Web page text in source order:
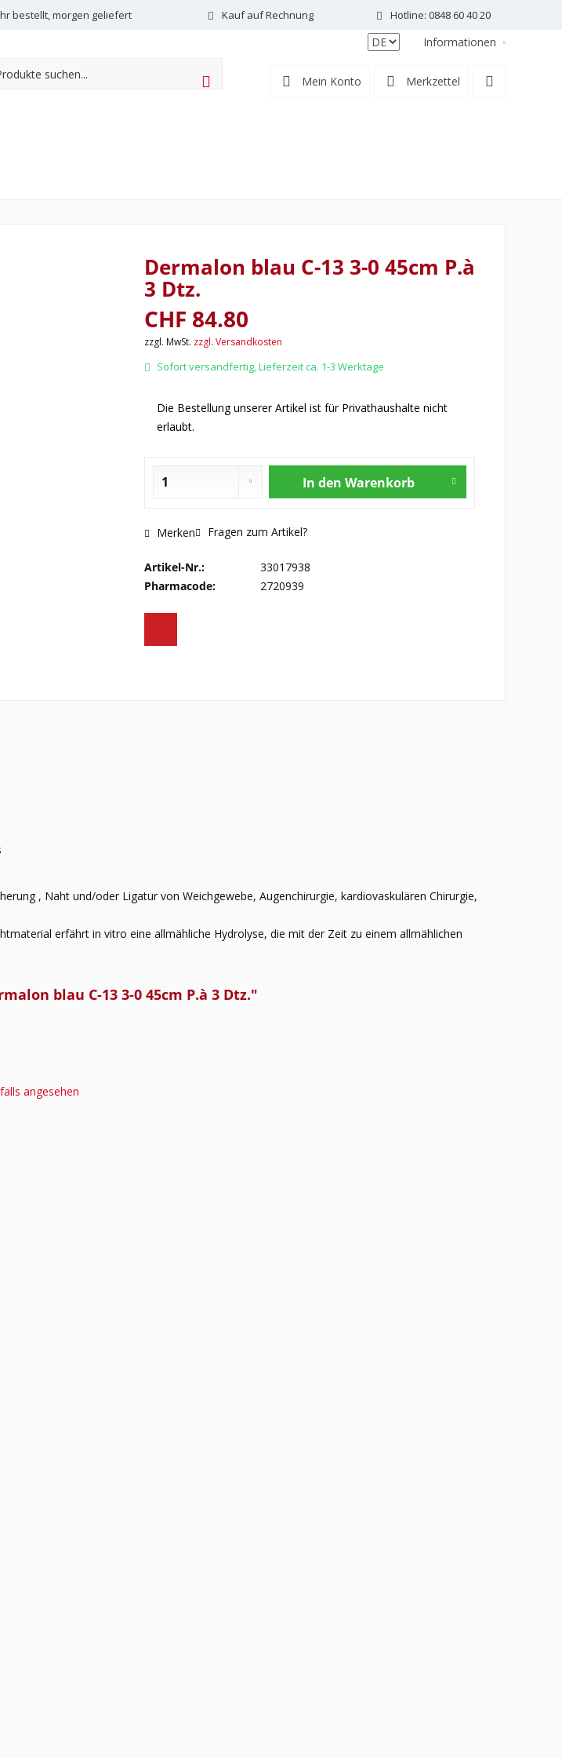
bestellt, morgen geliefert Kauf auf Rechnung Hotline: 0848 60 40 20
DE Informationen
Merkzettel
Mein Konto
Dermalon blau C-13 3-0 45cm P.à
3 Dtz.
CHF 84.80
zzgl. MwSt. zzgl. Versandkosten
Sofort versandfertig, Lieferzeit ca. 1-3 Werktage
Die Bestellung unserer Artikel ist für Privathaushalte nicht
erlaubt.
In den Warenkorb
Merken Fragen zum Artikel?
Artikel-Nr.:
33017938
Pharmacode:
2720939
, Naht und/oder Ligatur von Weichgewebe, Augenchirurgie, kardiovaskulären Chirurgie,
erfährt in vitro eine allmähliche Hydrolyse, die mit der Zeit zu einem allmählichen
blau C-13 3-0 45cm P.à 3 Dtz."
angesehen